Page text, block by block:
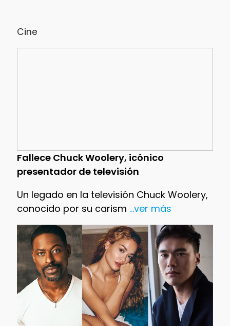
Cine
Fallece Chuck Woolery, icónico
presentador de televisión
Un legado en la televisión Chuck Woolery,
conocido por su carism ...ver más